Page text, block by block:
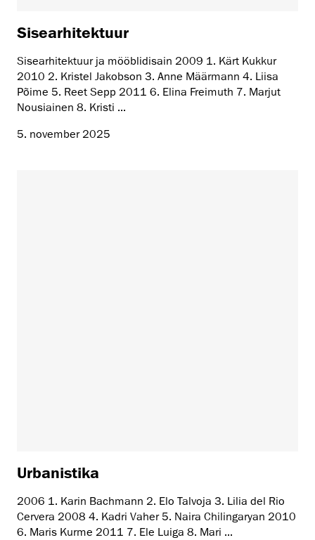
Sisearhitektuur
Sisearhitektuur ja mööblidisain 2009 1. Kärt Kukkur
2010 2. Kristel Jakobson 3. Anne Määrmann 4. Liisa
Põime 5. Reet Sepp 2011 6. Elina Freimuth 7. Marjut
Nousiainen 8. Kristi ...
5. november 2025
Urbanistika
2006 1. Karin Bachmann 2. Elo Talvoja 3. Lilia del Rio
Cervera 2008 4. Kadri Vaher 5. Naira Chilingaryan 2010
6. Maris Kurme 2011 7. Ele Luiga 8. Mari ...